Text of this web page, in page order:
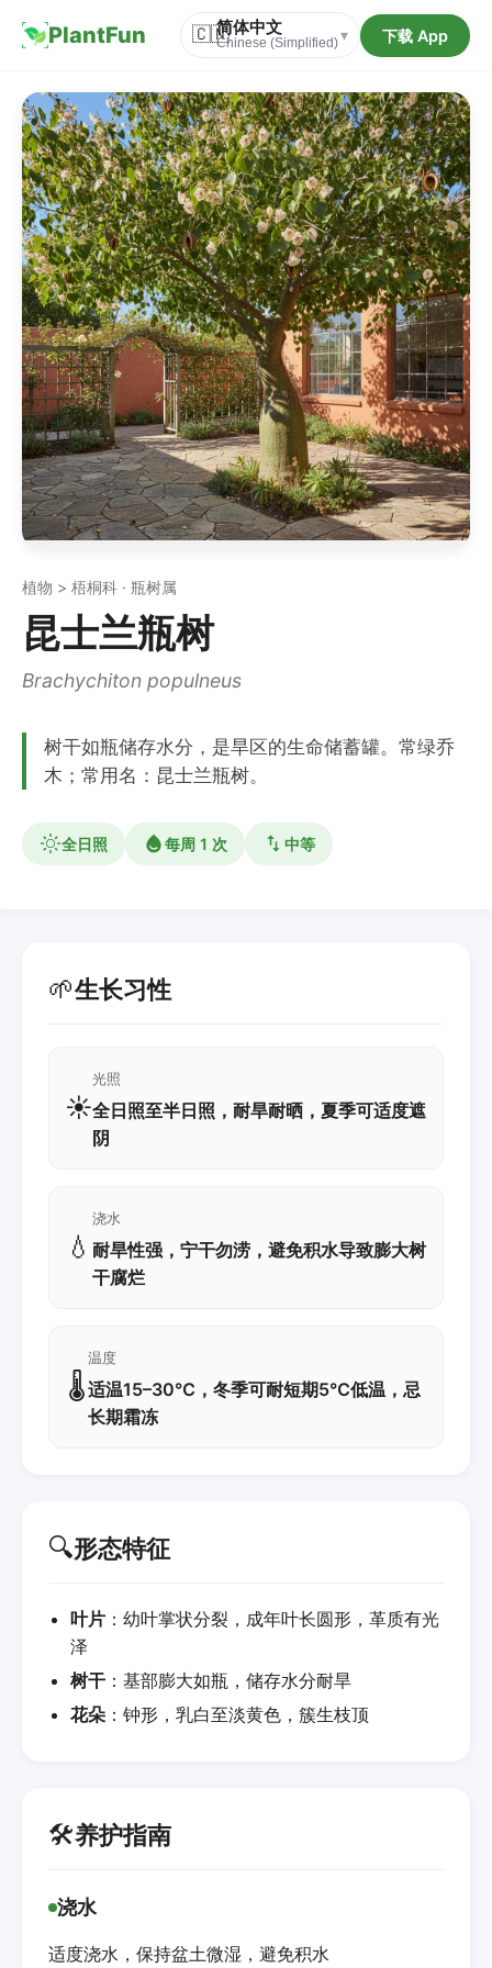
PlantFun 🇨🇳简体中文
Chinese (Simplified)▾ 下载 App
植物 > 梧桐科 · 瓶树属
昆士兰瓶树
Brachychiton populneus
树干如瓶储存水分，是旱区的生命储蓄罐。常绿乔
木；常用名：昆士兰瓶树。
全日照 每周 1 次 中等
🌱生长习性
☀️
光照
全日照至半日照，耐旱耐晒，夏季可适度遮
阴
💧
浇水
耐旱性强，宁干勿涝，避免积水导致膨大树
干腐烂
🌡️
温度
适温15–30℃，冬季可耐短期5℃低温，忌
长期霜冻
🔍形态特征
叶片 ：幼叶掌状分裂，成年叶长圆形，革质有光
泽
树干 ：基部膨大如瓶，储存水分耐旱
花朵 ：钟形，乳白至淡黄色，簇生枝顶
🛠️养护指南
浇水
适度浇水，保持盆土微湿，避免积水